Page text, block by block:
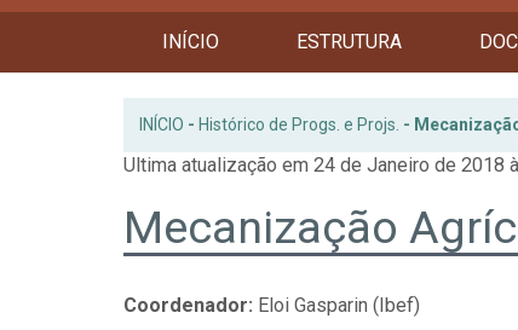
INÍCIO ESTRUTURA
INÍCIO - Histórico de Progs. e Projs. -
Ultima atualização em 24 de Janeiro de 2018
Mecanização
Coordenador: Eloi Gasparin (Ibef)